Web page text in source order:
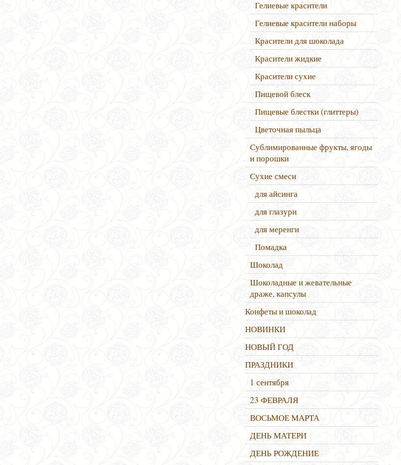
Гелиевые красители
Гелиевые красители наборы
Красители для шоколада
Красители жидкие
Красители сухие
Пищевой блеск
Пищевые блестки (глиттеры)
Цветочная пыльца
Сублимированные фрукты, ягоды
и порошки
Сухие смеси
для айсинга
для глазури
для меренги
Помадка
Шоколад
Шоколадные и жевательные
драже, капсулы
Конфеты и шоколад
НОВИНКИ
НОВЫЙ ГОД
ПРАЗДНИКИ
1 сентября
23 ФЕВРАЛЯ
ВОСЬМОЕ МАРТА
ДЕНЬ МАТЕРИ
ДЕНЬ РОЖДЕНИЕ